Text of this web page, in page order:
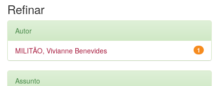
Refinar
Autor
1
MILITÃO, Vivianne Benevides
Assunto